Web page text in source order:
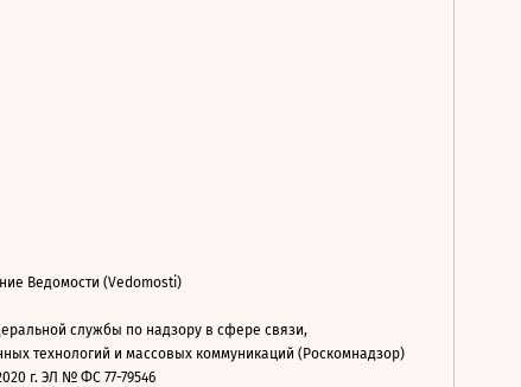
Ведомости (Vedomosti)
службы по надзору в сфере связи,
технологий и массовых коммуникаций (Роскомнадзор)
г. ЭЛ № ФС 77-79546